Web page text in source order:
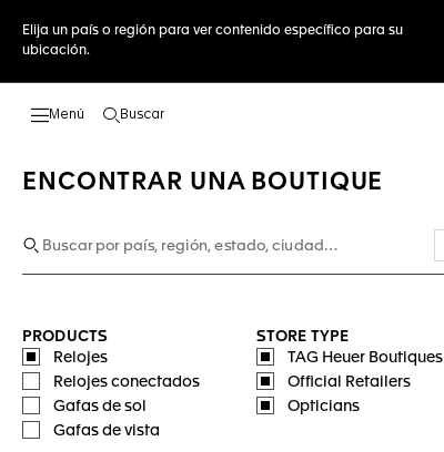
Elija un país o región para ver contenido específico para su
ubicación.
Buscar
ENCONTRAR UNA BOUTIQUE
PRODUCTS
Relojes
Relojes conectados
Gafas de sol
Gafas de vista
STORE TYPE
TAG Heuer Boutiques
Official Retailers
Opticians